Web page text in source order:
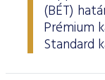
ESG
(BÉT)
Prémium
Standard